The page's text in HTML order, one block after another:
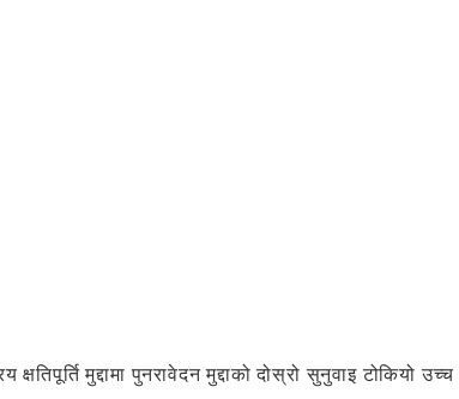
मुद्दामा पुनरावेदन मुद्दाको दोस्रो सुनुवाइ